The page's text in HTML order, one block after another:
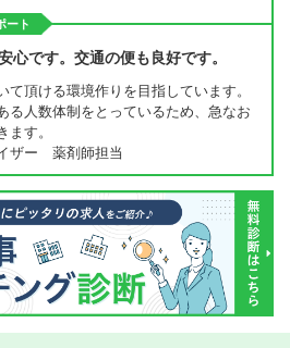
ート
心です。交通の便も良好です。
て頂ける環境作りを目指しています。
る人数体制をとっているため、急なお
ます。
ザー 薬剤師担当